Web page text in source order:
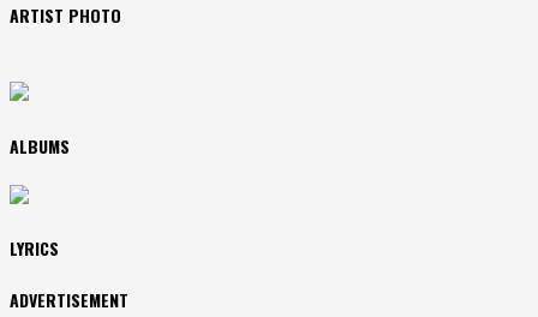
ARTIST PHOTO
ALBUMS
LYRICS
ADVERTISEMENT